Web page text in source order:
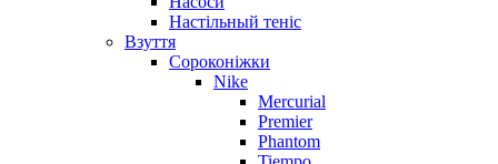
Настільный теніс
Взуття
Сороконіжки
Nike
Mercurial
Premier
Phantom